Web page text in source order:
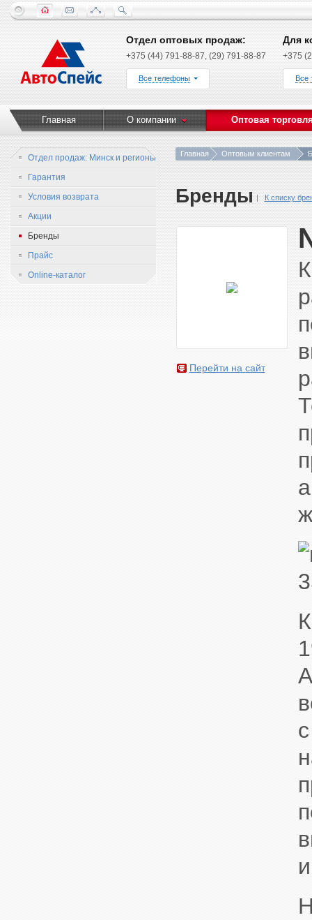
Отдел оптовых продаж:
+375 (44) 791-88-87, (29) 791-88-87
Все телефоны
Для
+375
Все
Главная О компании Оптовая
Отдел продаж: Минск и регионы
Гарантия
Условия возврата
Акции
Бренды
Прайс
Online-каталог
Главная Оптовым клиентам
Бренды К списку
Перейти на сайт